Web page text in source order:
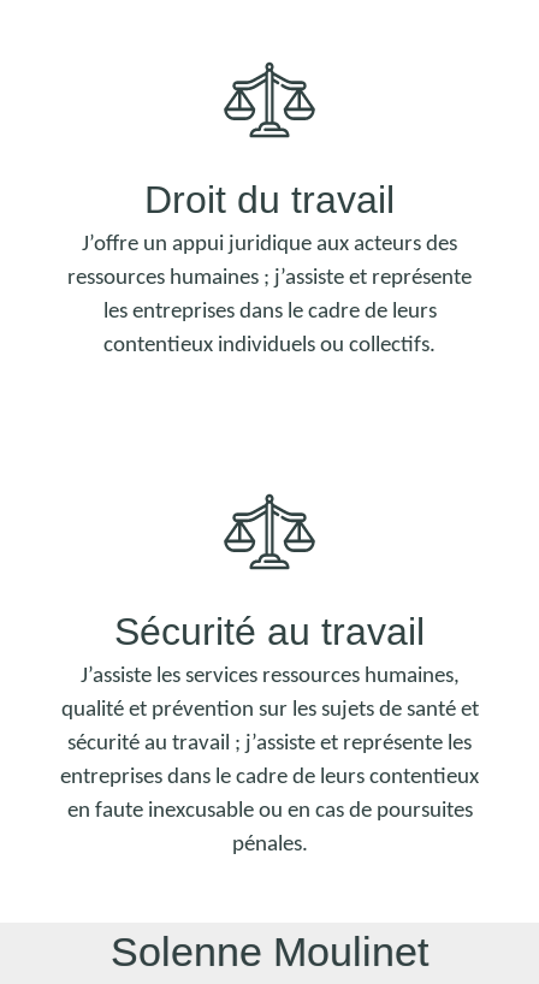
Droit du travail
J’offre un appui juridique aux acteurs des
ressources humaines ; j’assiste et représente
les entreprises dans le cadre de leurs
contentieux individuels ou collectifs.
Sécurité au travail
J’assiste les services ressources humaines,
qualité et prévention sur les sujets de santé et
sécurité au travail ; j’assiste et représente les
entreprises dans le cadre de leurs contentieux
en faute inexcusable ou en cas de poursuites
pénales.
Solenne Moulinet